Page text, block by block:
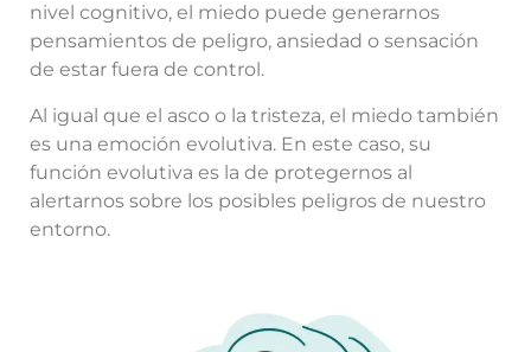
nivel cognitivo, el miedo puede generarnos
pensamientos de peligro, ansiedad o sensación
de estar fuera de control.
Al igual que el asco o la tristeza, el miedo también
es una emoción evolutiva. En este caso, su
función evolutiva es la de protegernos al
alertarnos sobre los posibles peligros de nuestro
entorno.